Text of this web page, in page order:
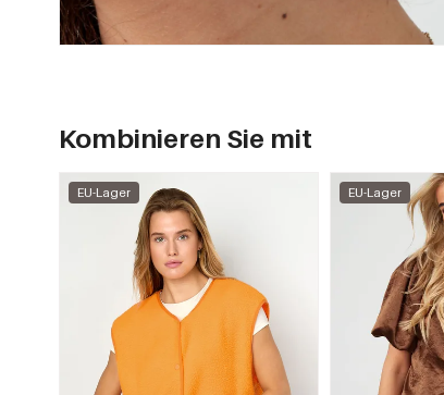
Kombinieren Sie mit
EU-Lager EU-Lager